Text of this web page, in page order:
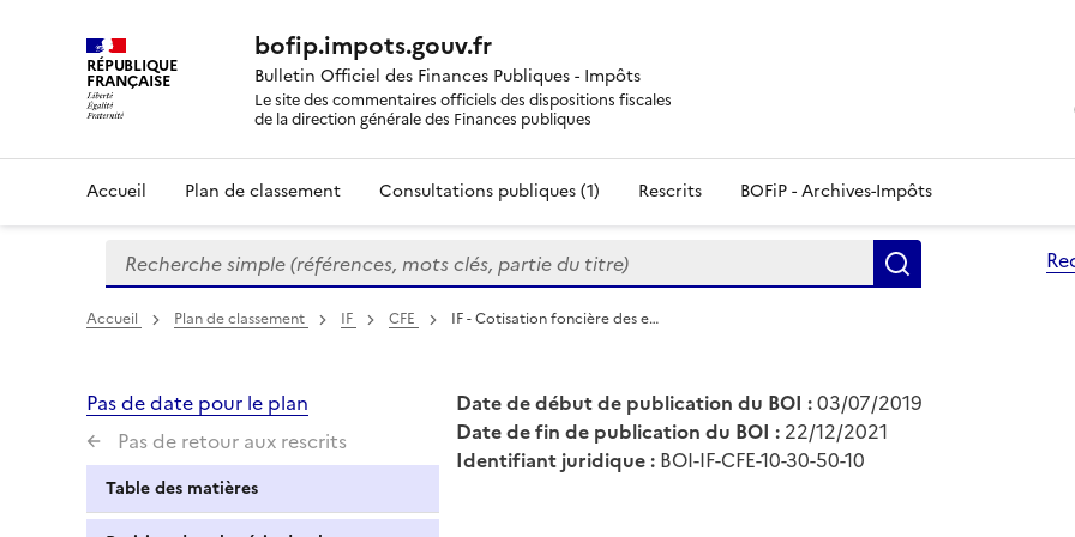
RÉPUBLIQUE
FRANÇAISE
bofip.impots.gouv.fr
Bulletin Officiel des Finances Publiques - Impôts
Le site des commentaires officiels des dispositions fiscales
de la direction générale des Finances publiques
Accueil Plan de classement Consultations publiques (1) Rescrits BOFiP - Archives-Impôts
Formulaire
de
recherche
Recherche simple (références, mots clés, partie du titre)
Accueil Plan de classement IF CFE IF - Cotisation foncière des e…
Pas de date pour le plan
Pas de retour aux rescrits
Table des matières
Date de début de publication du BOI :03/07/2019
Date de fin de publication du BOI : 22/12/2021
Identifiant juridique : BOI-IF-CFE-10-30-50-10